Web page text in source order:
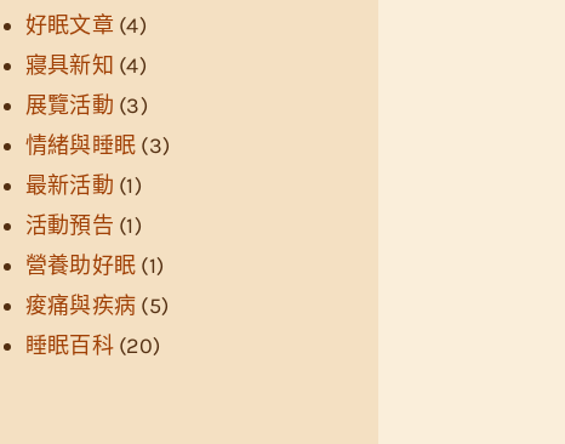
好眠文章 (4)
寢具新知 (4)
展覽活動 (3)
情緒與睡眠 (3)
最新活動 (1)
活動預告 (1)
營養助好眠 (1)
痠痛與疾病 (5)
睡眠百科(20)